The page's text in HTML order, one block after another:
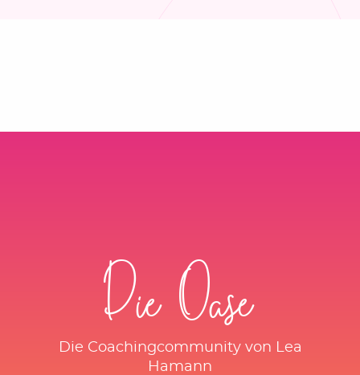
Die Oase
Die Coachingcommunity von Lea
Hamann